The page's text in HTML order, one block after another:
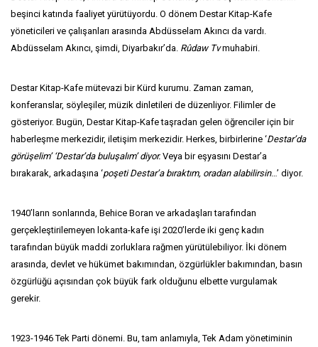
beşinci katında faaliyet yürütüyordu. O dönem Destar Kitap-Kafe
yöneticileri ve çalışanları arasında Abdüsselam Akıncı da vardı.
Abdüsselam Akıncı, şimdi, Diyarbakır’da. Rûdaw Tvmuhabiri.
Destar Kitap-Kafe mütevazi bir Kürd kurumu. Zaman zaman,
konferanslar, söyleşiler, müzik dinletileri de düzenliyor. Filimler de
gösteriyor. Bugün, Destar Kitap-Kafe taşradan gelen öğrenciler için bir
haberleşme merkezidir, iletişim merkezidir. Herkes, birbirlerine ‘Destar’da
görüşelim’ ‘Destar’da buluşalım’ diyor. Veya bir eşyasını Destar’a
bırakarak, arkadaşına ‘poşeti Destar’a bıraktım, oradan alabilirsin…’ diyor.
1940’ların sonlarında, Behice Boran ve arkadaşları tarafından
gerçekleştirilemeyen lokanta-kafe işi 2020’lerde iki genç kadın
tarafından büyük maddi zorluklara rağmen yürütülebiliyor. İki dönem
arasında, devlet ve hükümet bakımından, özgürlükler bakımından, basın
özgürlüğü açısından çok büyük fark olduğunu elbette vurgulamak
gerekir.
1923-1946 Tek Parti dönemi. Bu, tam anlamıyla, Tek Adam yönetiminin